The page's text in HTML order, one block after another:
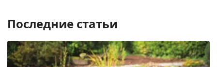
Последние статьи